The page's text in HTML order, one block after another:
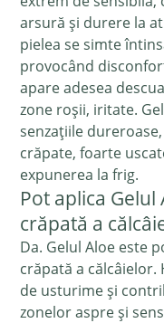
arsură și durere la
pielea se simte
provocând
apare adesea
zone roșii, iritate.
senzațiile
crăpate, foarte
expunerea la frig.
Pot aplica
crăpată a
Da. Gelul Aloe este
crăpată a călcâielor.
de usturime și
zonelor aspre și